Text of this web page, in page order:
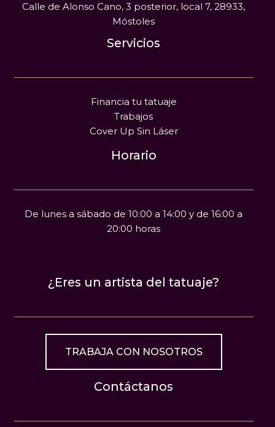
Calle de Alonso Cano, 3 posterior, local 7, 28933,
Móstoles
Servicios
Financia tu tatuaje
Trabajos
Cover Up Sin Láser
Horario
De lunes a sábado de 10:00 a 14:00 y de 16:00 a
20:00 horas
¿Eres un artista del tatuaje?
TRABAJA CON NOSOTROS
Contáctanos